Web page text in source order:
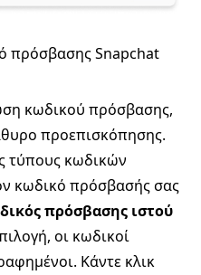
πρόσβασης Snapchat
κωδικού πρόσβασης,
προεπισκόπησης.
τύπους κωδικών
κωδικό πρόσβασής σας
πρόσβασης ιστού
οι κωδικοί
Κάντε κλικ